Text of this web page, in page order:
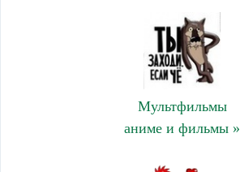
Мультфильмы
аниме и фильмы »